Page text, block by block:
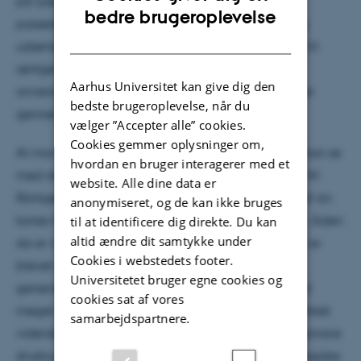
passerer gennem et magnetfelt, accelereres de og
anvendelser, fordi den penetrerer materialer, som er
gennemsigtigt for synligt lys.
At man kan bruge lys til at undersøge ting, vi ikke kan se
med det blotte øje, blev for alvor klart, da Conrad W.
Röntgen viste verden et billede, han havde taget af sin
kones hånd, hvor man ser skelettet inden i hånden. Siden
da er videnskaben nået meget langt. Synkrotroner er
blevet udviklet og optimeret, og i dag har vi 3.
generation af synkrotroner, som producerer lys med
strukturer af faste stoffer, molekyler og vigtige biologiske
ENGLISH
bedre brugeroplevelse
Aarhus Universitet kan give dig den
bedste brugeroplevelse, når du
vælger ”Accepter alle” cookies.
Cookies gemmer oplysninger om,
hvordan en bruger interagerer med et
website. Alle dine data er
anonymiseret, og de kan ikke bruges
til at identificere dig direkte. Du kan
altid ændre dit samtykke under
Cookies i webstedets footer.
Universitetet bruger egne cookies og
cookies sat af vores
samarbejdspartnere.